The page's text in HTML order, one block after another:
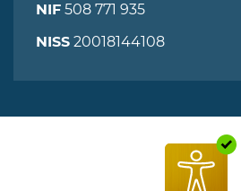
NIF 508 771 935
NISS 20018144108